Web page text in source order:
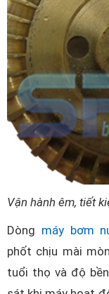
Vận hành êm, tiết
Dòng máy bơm
phốt chịu mài
tuổi thọ và độ